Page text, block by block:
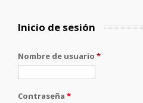
Inicio de sesión
Nombre de usuario *
Contraseña *